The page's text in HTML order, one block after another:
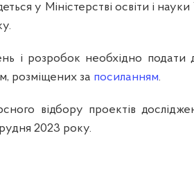
у Міністерстві освіти і
і розробок необхідно подати
розміщених за посиланням.
відбору проектів
2023 року.